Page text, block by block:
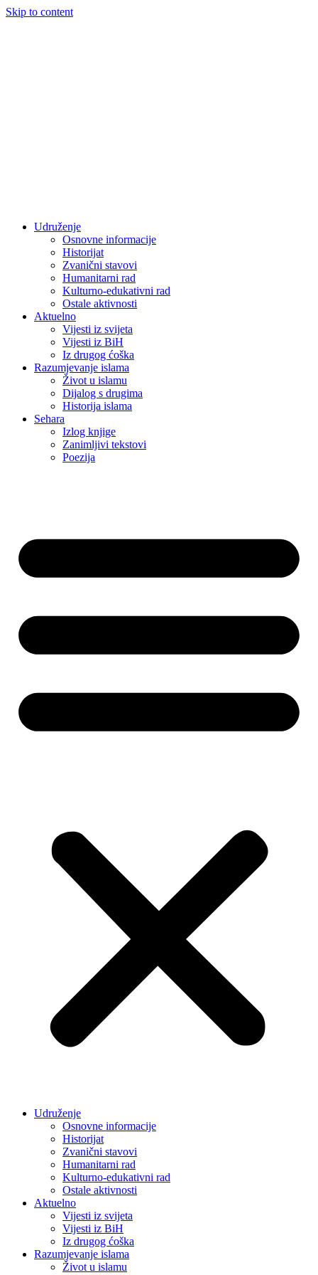
Skip to content
Udruženje
Osnovne informacije
Historijat
Zvanični stavovi
Humanitarni rad
Kulturno-edukativni rad
Ostale aktivnosti
Aktuelno
Vijesti iz svijeta
Vijesti iz BiH
Iz drugog ćoška
Razumjevanje islama
Život u islamu
Dijalog s drugima
Historija islama
Sehara
Izlog knjige
Zanimljivi tekstovi
Poezija
Udruženje
Osnovne informacije
Historijat
Zvanični stavovi
Humanitarni rad
Kulturno-edukativni rad
Ostale aktivnosti
Aktuelno
Vijesti iz svijeta
Vijesti iz BiH
Iz drugog ćoška
Razumjevanje islama
Život u islamu